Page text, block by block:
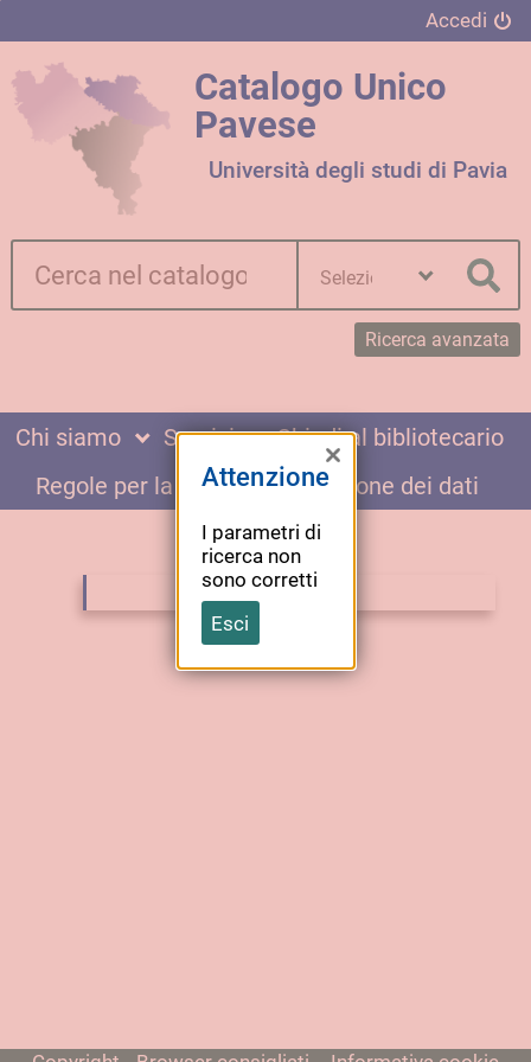
Accedi
Catalogo Unico
Pavese
Università degli studi di Pavia
Cerca su "Catalogo"
Ricerca avanzata
biblioteca
Chi siamo Servizi
Chiedi al bibliotecario
Regole per la privacy e la gestione dei dati
Attenzione
I parametri di
ricerca non
sono corretti
Esci
Chiudi